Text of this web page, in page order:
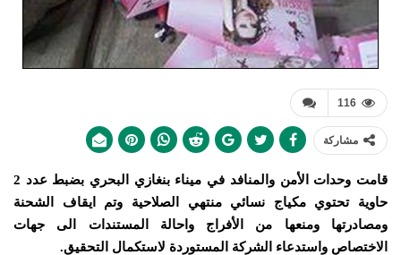
116
مشاركة
قامت وحدات الأمن والمنافد في ميناء بنغازي البحري بضبط عدد 2
حاوية تحتوي مكياج نسائي منتهي الصلاحية وتم ايقاف الشحنة
ومصادرتها ومنعها من الأفراج واحالة المستندات الى جهات
الاختصاص واستدعاء الشركة المستوردة لاستكمال التحقيق.